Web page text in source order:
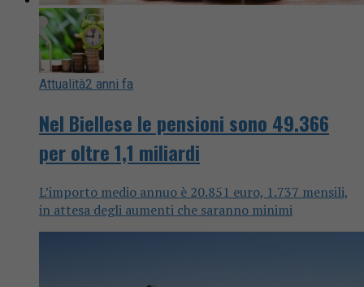
Attualità2 anni fa
Nel Biellese le pensioni sono 49.366
per oltre 1,1 miliardi
L’importo medio annuo è 20.851 euro, 1.737 mensili,
in attesa degli aumenti che saranno minimi